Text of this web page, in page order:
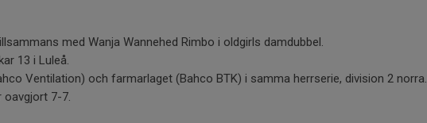
med Wanja Wannehed Rimbo i oldgirls damdubbel.
13 i Luleå.
Ventilation) och farmarlaget (Bahco BTK) i samma herrserie, division 2 norra.
oavgjort 7-7.